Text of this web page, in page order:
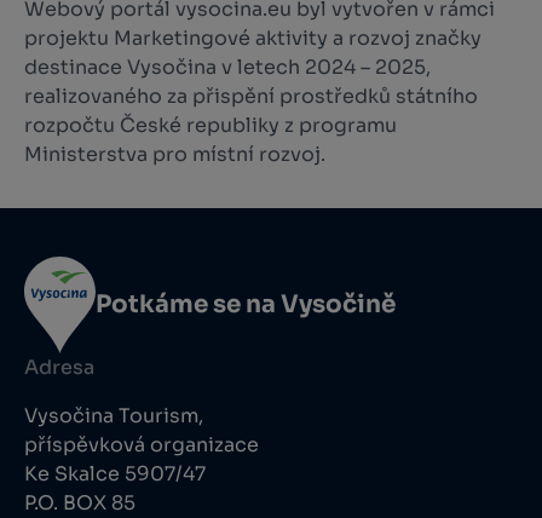
Webový portál vysocina.eu byl vytvořen v rámci
projektu Marketingové aktivity a rozvoj značky
destinace Vysočina v letech 2024 – 2025,
realizovaného za přispění prostředků státního
rozpočtu České republiky z programu
Ministerstva pro místní rozvoj.
Potkáme se na Vysočině
Adresa
Vysočina Tourism,
příspěvková organizace
Ke Skalce 5907/47
P.O. BOX 85